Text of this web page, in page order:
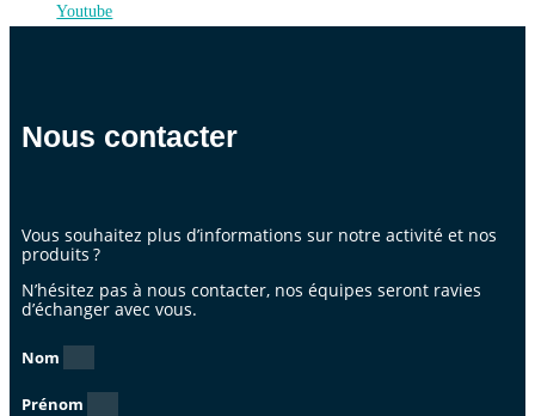
Youtube
Nous contacter
Vous souhaitez plus d’informations sur notre activité et nos
produits ?
N’hésitez pas à nous contacter, nos équipes seront ravies
d’échanger avec vous.
Nom
Prénom